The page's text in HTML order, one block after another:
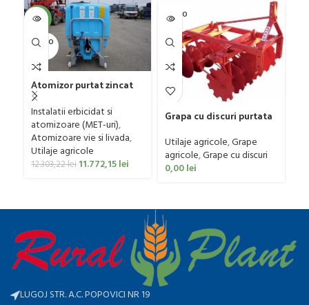
-4%
SOLD O
UT
Atomizor purtat zincat
pentru vie si livada
Bufer, model Ronda,
300 litri
Instalatii erbicidat si
atomizoare (MET-uri),
Atomizoare vie si livada,
Utilaje agricole
12.303,22lei 11.772,15lei
SOLD O
UT
Grapa cu discuri purtata
Utilaje agricole,Grape
agricole,Grape cu discuri
0,00lei
LUGOJ STR. A.C. POPOVICI NR 19